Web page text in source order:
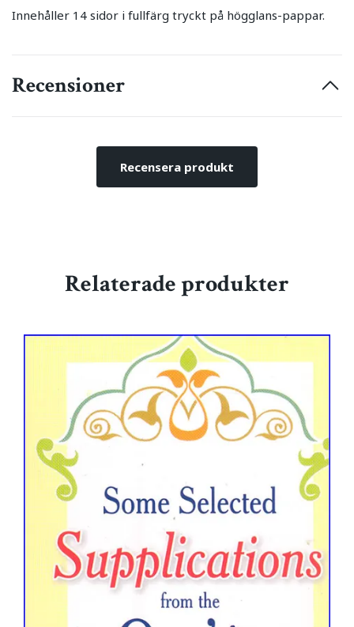
Innehåller 14 sidor i fullfärg tryckt på högglans-pappar.
Recensioner
Recensera produkt
Relaterade produkter